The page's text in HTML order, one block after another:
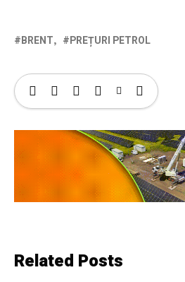
BRENT PREȚURI PETROL
Related Posts